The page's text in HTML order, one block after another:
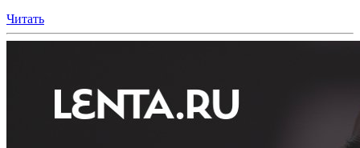
Читать